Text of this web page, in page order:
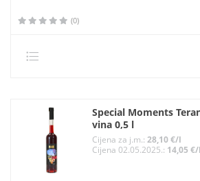
(0)
Special Moments
vina 0,5 l
Cijena za j.m.:28,10 €/l
Cijena 02.05.2025.: 14,05